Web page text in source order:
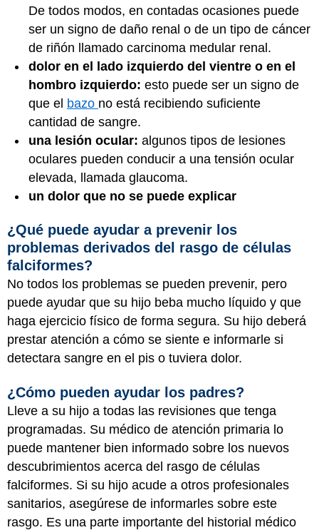
De todos modos, en contadas ocasiones puede
ser un signo de daño renal o de un tipo de cáncer
de riñón llamado carcinoma medular renal.
dolor en el lado izquierdo del vientre o en el
hombro izquierdo: esto puede ser un signo de
que el bazo no está recibiendo suficiente
cantidad de sangre.
una lesión ocular: algunos tipos de lesiones
oculares pueden conducir a una tensión ocular
elevada, llamada glaucoma.
un dolor que no se puede explicar
¿Qué puede ayudar a prevenir los
problemas derivados del rasgo de células
falciformes?
No todos los problemas se pueden prevenir, pero
puede ayudar que su hijo beba mucho líquido y que
haga ejercicio físico de forma segura. Su hijo deberá
prestar atención a cómo se siente e informarle si
detectara sangre en el pis o tuviera dolor.
¿Cómo pueden ayudar los padres?
Lleve a su hijo a todas las revisiones que tenga
programadas. Su médico de atención primaria lo
puede mantener bien informado sobre los nuevos
descubrimientos acerca del rasgo de células
falciformes. Si su hijo acude a otros profesionales
sanitarios, asegúrese de informarles sobre este
rasgo. Es una parte importante del historial médico